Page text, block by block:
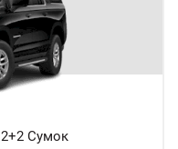
2+2 Сумок